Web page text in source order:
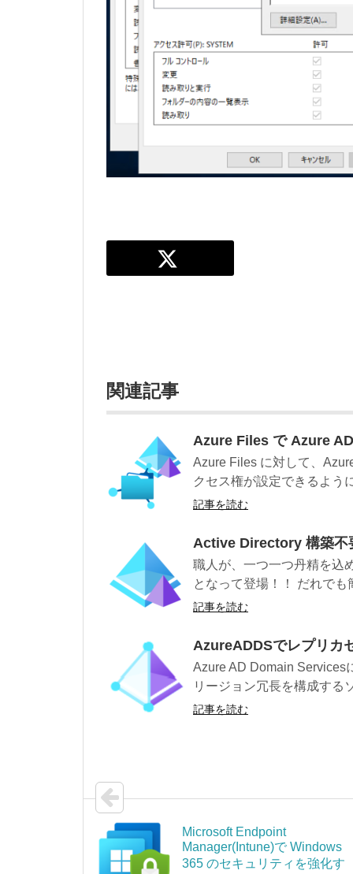
関連記事
Azure Files で Azure
Azure Files に対して、
クセス権が設定できるよう
記事を読む
Active Directory 構築不
職人が、一つ一つ丹精を込
となって登場！！ だれでも
記事を読む
AzureADDSでレプリカ
Azure AD Domain Services
リージョン冗長を構成する
記事を読む
Microsoft Endpoint
Manager(Intune)で Windows
365 のセキュリティを強化す